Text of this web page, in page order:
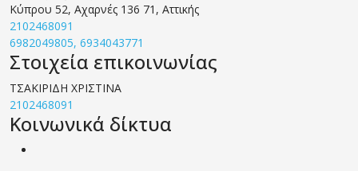
Κύπρου 52, Αχαρνές 136 71, Αττικής
2102468091
6982049805, 6934043771
Στοιχεία επικοινωνίας
ΤΣΑΚΙΡΙΔΗ ΧΡΙΣΤΙΝΑ
2102468091
Κοινωνικά δίκτυα